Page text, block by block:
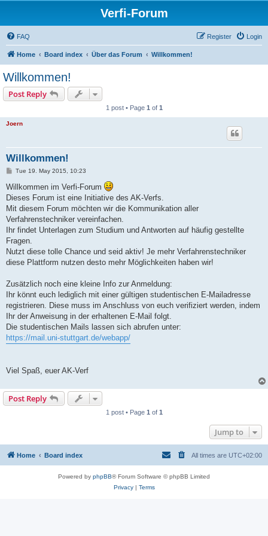
Verfi-Forum
FAQ Login
Register
Home Board index Über das Forum Willkommen!
Willkommen!
Post Reply
1 post • Page 1 of 1
Joern
Willkommen!
P
s
t
Tue 19. May 2015, 10:23
Willkommen im Verfi-Forum
Dieses Forum ist eine Initiative des AK-Verfs.
Mit diesem Forum möchten wir die Kommunikation aller
Verfahrenstechniker vereinfachen.
Ihr findet Unterlagen zum Studium und Antworten auf häufig gestellte
Fragen.
Nutzt diese tolle Chance und seid aktiv! Je mehr Verfahrenstechniker
diese Plattform nutzen desto mehr Möglichkeiten haben wir!
Zusätzlich noch eine kleine Info zur Anmeldung:
Ihr könnt euch lediglich mit einer gültigen studentischen E-Mailadresse
registrieren. Diese muss im Anschluss von euch verifiziert werden, indem
Ihr der Anweisung in der erhaltenen E-Mail folgt.
Die studentischen Mails lassen sich abrufen unter:
https://mail.uni-stuttgart.de/webapp/
Viel Spaß, euer AK-Verf
Post Reply
1 post • Page 1 of 1
Jump to
Home Board index All times are UTC+02:00
Powered by phpBB® Forum Software © phpBB Limited
Privacy| Terms